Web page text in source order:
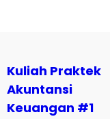
Kuliah Praktek
Akuntansi
Keuangan #1